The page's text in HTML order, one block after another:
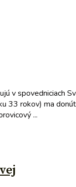
v spovedniciach
33 rokov) ma
...